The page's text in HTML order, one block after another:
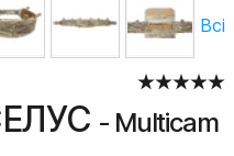
Всі
- Multicam